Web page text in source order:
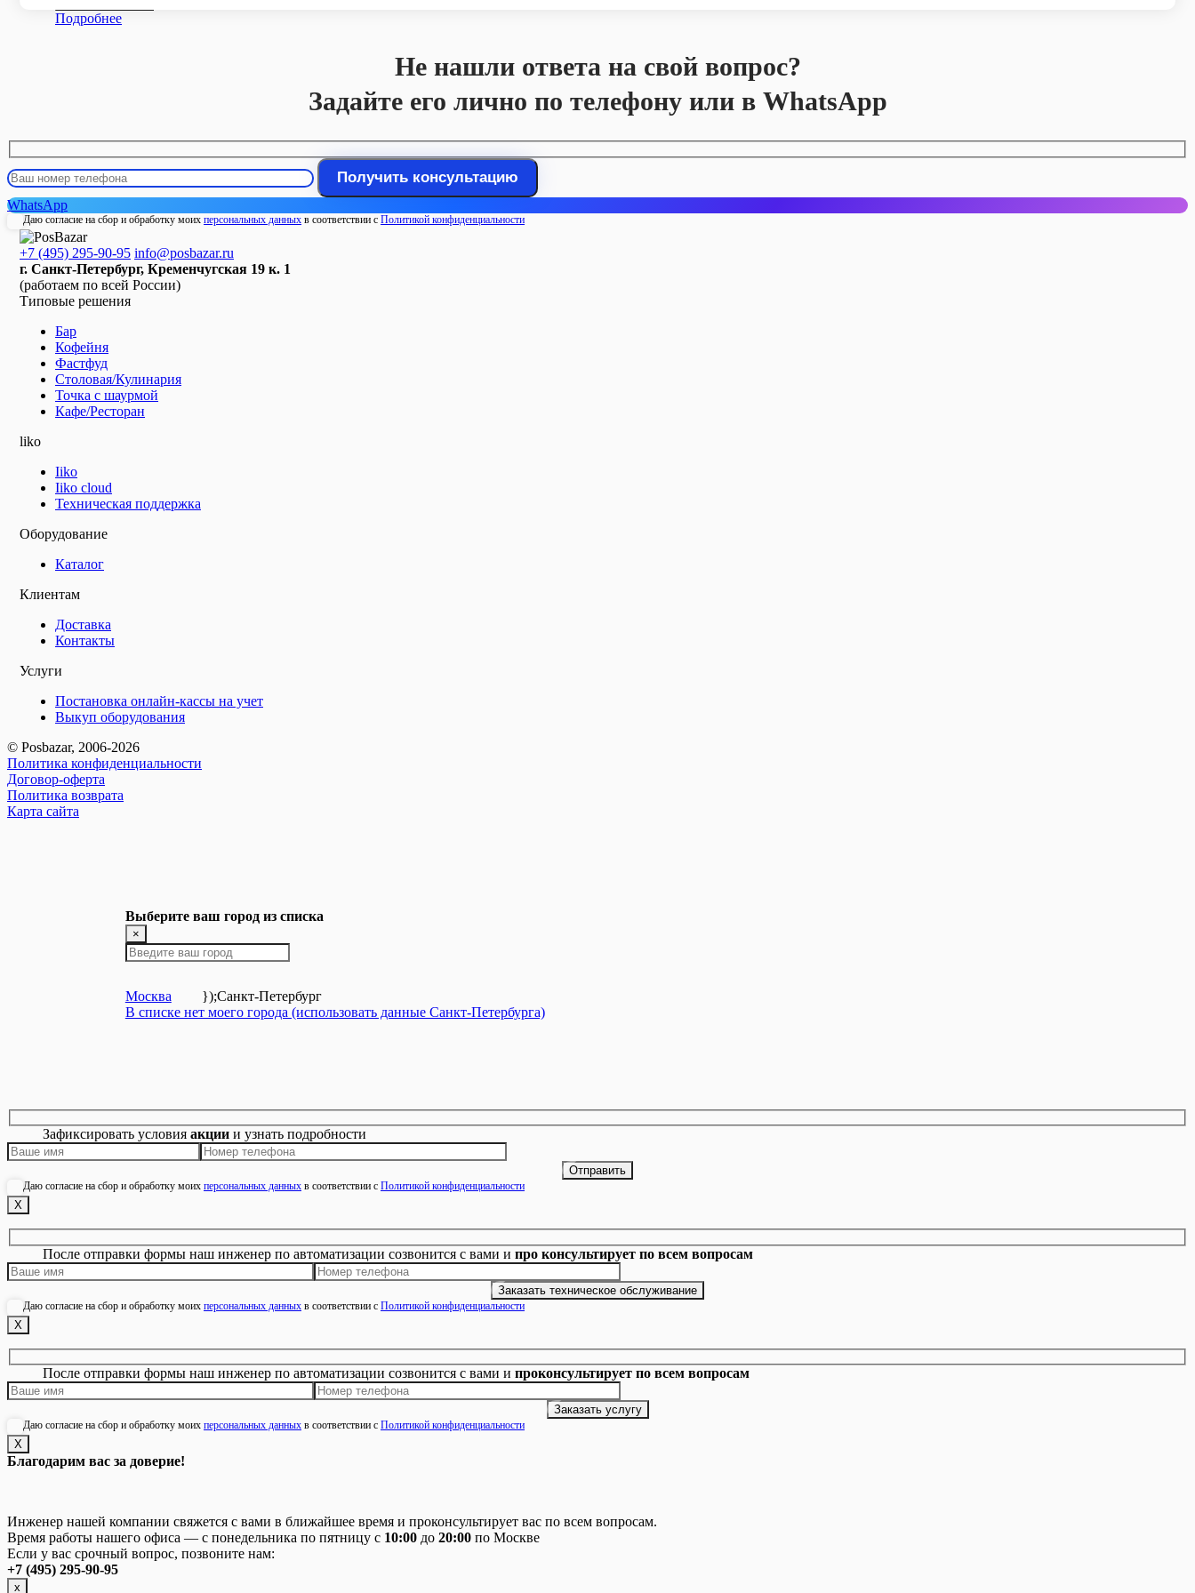
Подробнее
Не нашли ответа на свой вопрос?
Задайте его лично по телефону или в WhatsApp
WhatsApp
Даю согласие на сбор и обработку моих персональных данных в соответствии с Политикой конфиденциальности
+7 (495) 295-90-95 info@posbazar.ru
г. Санкт-Петербург, Кременчугская 19 к. 1
(работаем по всей России)
Типовые решения
Бар
Кофейня
Фастфуд
Столовая/Кулинария
Точка с шаурмой
Кафе/Ресторан
liko
Iiko
Iiko cloud
Техническая поддержка
Оборудование
Каталог
Клиентам
Доставка
Контакты
Услуги
Постановка онлайн-кассы на учет
Выкуп оборудования
© Posbazar, 2006-2026
Политика конфиденциальности
Договор-оферта
Политика возврата
Карта сайта
Выберите ваш город из списка
×
Москва });Санкт-Петербург
В списке нет моего города (использовать данные Санкт-Петербурга)
Зафиксировать условия акции и узнать подробности
Даю согласие на сбор и обработку моих персональных данных в соответствии с Политикой конфиденциальности
Х
После отправки формы наш инженер по автоматизации созвонится с вами и про консультирует по всем вопросам
Даю согласие на сбор и обработку моих персональных данных в соответствии с Политикой конфиденциальности
Х
После отправки формы наш инженер по автоматизации созвонится с вами и проконсультирует по всем вопросам
Даю согласие на сбор и обработку моих персональных данных в соответствии с Политикой конфиденциальности
Х
Благодарим вас за доверие!
Инженер нашей компании свяжется с вами в ближайшее время и проконсультирует вас по всем вопросам.
Время работы нашего офиса — с понедельника по пятницу с 10:00 до 20:00 по Москве
Если у вас срочный вопрос, позвоните нам:
+7 (495) 295-90-95
х